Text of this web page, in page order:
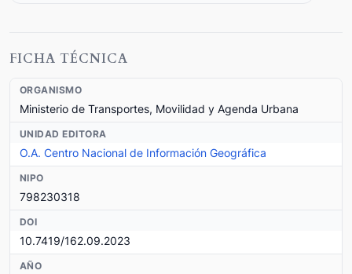
FICHA TÉCNICA
ORGANISMO
Ministerio de Transportes, Movilidad y Agenda Urbana
UNIDAD EDITORA
O.A. Centro Nacional de Información Geográfica
NIPO
798230318
DOI
10.7419/162.09.2023
AÑO